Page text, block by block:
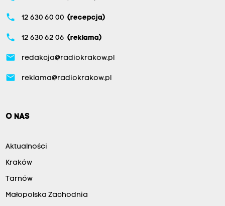
phone 12 630 60 00 (recepcja)
phone 12 630 62 06 (reklama)
email redakcja@radiokrakow.pl
email reklama@radiokrakow.pl
O NAS
Aktualności
Kraków
Tarnów
Małopolska Zachodnia